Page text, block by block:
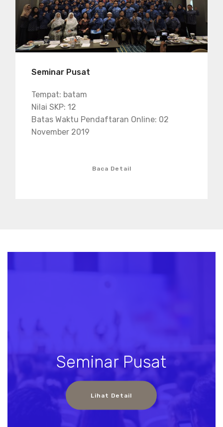
Seminar Pusat
Tempat: batam
Nilai SKP: 12
Batas Waktu Pendaftaran Online: 02
November 2019
Baca Detail
Seminar Pusat
Lihat Detail